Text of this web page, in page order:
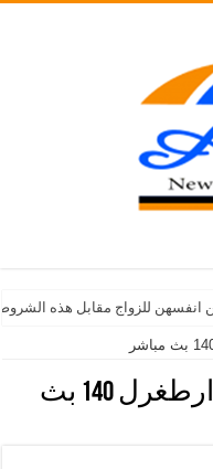
انفسهن للزواج مقابل هذه
مشاهدة ارطغرل 140 بث